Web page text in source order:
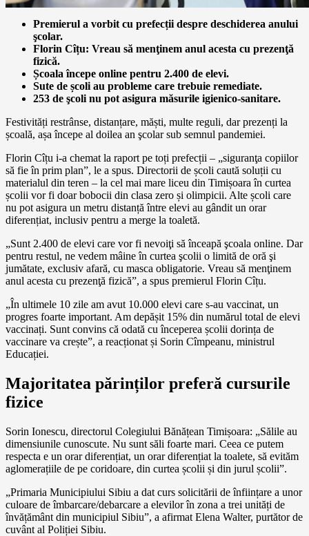
Premierul a vorbit cu prefecții despre deschiderea anului
şcolar.
Florin Cîțu: Vreau să menţinem anul acesta cu prezenţă
fizică.
Școala începe online pentru 2.400 de elevi.
Sute de școli au probleme care trebuie remediate.
253 de şcoli nu pot asigura măsurile igienico-sanitare.
Festivități restrânse, distanțare, măști, multe reguli, dar prezenți la
școală, așa începe al doilea an şcolar sub semnul pandemiei.
Florin Cîțu i-a chemat la raport pe toți prefecții – „siguranţa copiilor
să fie în prim plan”, le a spus. Directorii de școli caută soluții cu
materialul din teren – la cel mai mare liceu din Timișoara în curtea
școlii vor fi doar bobocii din clasa zero și olimpicii. Alte școli care
nu pot asigura un metru distanță între elevi au gândit un orar
diferențiat, inclusiv pentru a merge la toaletă.
„Sunt 2.400 de elevi care vor fi nevoiţi să înceapă şcoala online. Dar
pentru restul, ne vedem mâine în curtea şcolii o limită de oră şi
jumătate, exclusiv afară, cu masca obligatorie. Vreau să menţinem
anul acesta cu prezenţă fizică”, a spus premierul Florin Cîțu.
„În ultimele 10 zile am avut 10.000 elevi care s-au vaccinat, un
progres foarte important. Am depășit 15% din numărul total de elevi
vaccinați. Sunt convins că odată cu începerea școlii dorința de
vaccinare va crește”, a reacționat și Sorin Cîmpeanu, ministrul
Educației.
Majoritatea părinților preferă cursurile
fizice
Sorin Ionescu, directorul Colegiului Bănățean Timișoara: „Sălile au
dimensiunile cunoscute. Nu sunt săli foarte mari. Ceea ce putem
respecta e un orar diferențiat, un orar diferențiat la toalete, să evităm
aglomerațiile de pe coridoare, din curtea școlii și din jurul școlii”.
„Primaria Municipiului Sibiu a dat curs solicitării de înființare a unor
culoare de îmbarcare/debarcare a elevilor în zona a trei unități de
învățământ din municipiul Sibiu”, a afirmat Elena Walter, purtător de
cuvânt al Poliției Sibiu.